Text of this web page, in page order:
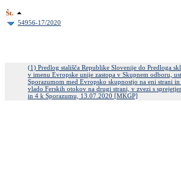
Št.
54956-17/2020
(1) Predlog stališča Republike Slovenije do Predloga
v imenu Evropske unije zastopa v Skupnem odboru,
Sporazumom med Evropsko skupnostjo na eni strani
vlado Ferskih otokov na drugi strani, v zvezi s
in 4 k Sporazumu, 13.07.2020 [MKGP]